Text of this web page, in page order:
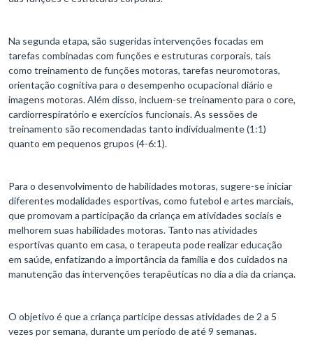
Na segunda etapa, são sugeridas intervenções focadas em
tarefas combinadas com funções e estruturas corporais, tais
como treinamento de funções motoras, tarefas neuromotoras,
orientação cognitiva para o desempenho ocupacional diário e
imagens motoras. Além disso, incluem-se treinamento para o core,
cardiorrespiratório e exercícios funcionais. As sessões de
treinamento são recomendadas tanto individualmente (1:1)
quanto em pequenos grupos (4-6:1).
Para o desenvolvimento de habilidades motoras, sugere-se iniciar
diferentes modalidades esportivas, como futebol e artes marciais,
que promovam a participação da criança em atividades sociais e
melhorem suas habilidades motoras. Tanto nas atividades
esportivas quanto em casa, o terapeuta pode realizar educação
em saúde, enfatizando a importância da família e dos cuidados na
manutenção das intervenções terapêuticas no dia a dia da criança.
O objetivo é que a criança participe dessas atividades de 2 a 5
vezes por semana, durante um período de até 9 semanas.